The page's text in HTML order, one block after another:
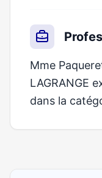
Mme
LAGRANGE
dans la